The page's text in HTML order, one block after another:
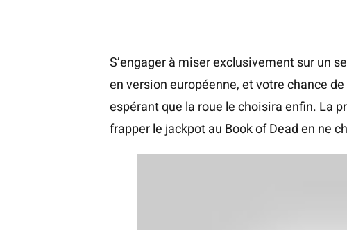
S’engager à miser exclusivement sur un
en version européenne, et votre chance
espérant que la roue le choisira enfin. La
frapper le jackpot au Book of Dead en ne